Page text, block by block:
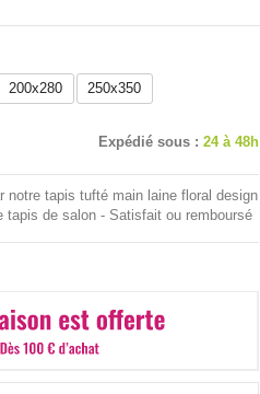
200x280 250x350
Expédié sous : 24 à 48h
notre tapis tufté main laine floral design
tapis de salon - Satisfait ou remboursé